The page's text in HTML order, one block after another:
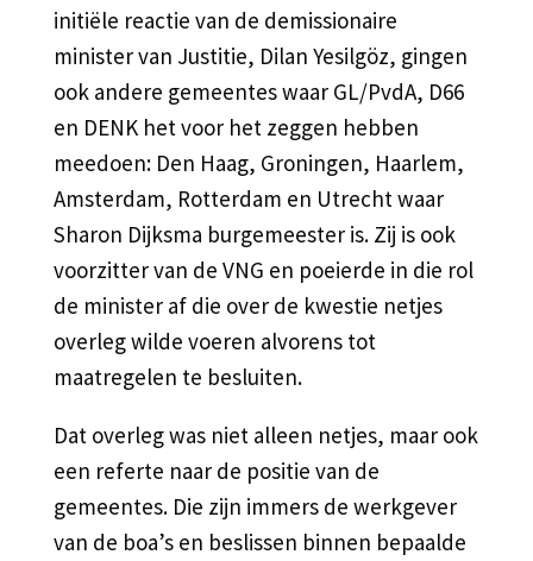
initiële reactie van de demissionaire
minister van Justitie, Dilan Yesilgöz, gingen
ook andere gemeentes waar GL/PvdA, D66
en DENK het voor het zeggen hebben
meedoen: Den Haag, Groningen, Haarlem,
Amsterdam, Rotterdam en Utrecht waar
Sharon Dijksma burgemeester is. Zij is ook
voorzitter van de VNG en poeierde in die rol
de minister af die over de kwestie netjes
overleg wilde voeren alvorens tot
maatregelen te besluiten.
Dat overleg was niet alleen netjes, maar ook
een referte naar de positie van de
gemeentes. Die zijn immers de werkgever
van de boa’s en beslissen binnen bepaalde